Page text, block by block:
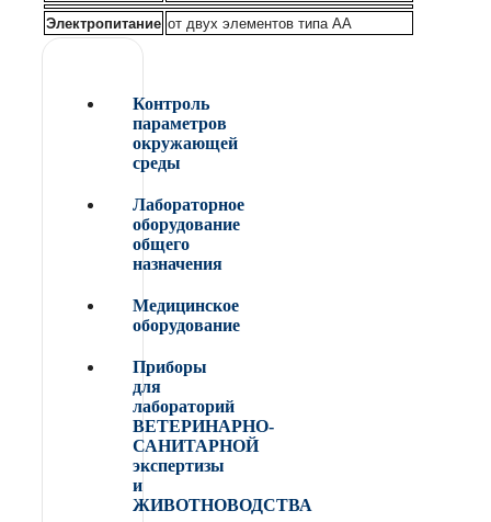
Электропитание от двух элементов типа АА
Контроль
параметров
окружающей
среды
Лабораторное
оборудование
общего
назначения
Медицинское
оборудование
Приборы
для
лабораторий
ВЕТЕРИНАРНО-
САНИТАРНОЙ
экспертизы
и
ЖИВОТНОВОДСТВА